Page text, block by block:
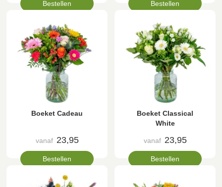
Bestellen Bestellen
Boeket Cadeau
vanaf 23,95
Bestellen
Boeket Classical
White
vanaf 23,95
Bestellen